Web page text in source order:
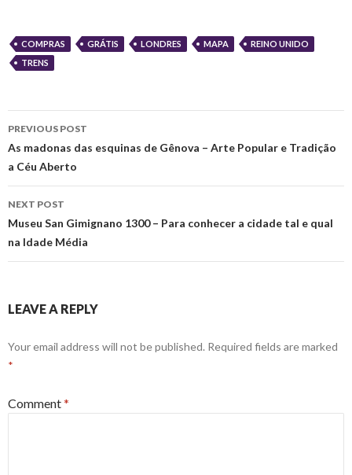
COMPRAS GRÁTIS LONDRES MAPA
REINO UNIDO
TRENS
Post
navigation
PREVIOUS POST
As madonas das esquinas de Gênova – Arte Popular e Tradição
a Céu Aberto
NEXT POST
Museu San Gimignano 1300 – Para conhecer a cidade tal e qual
na Idade Média
LEAVE A REPLY
Your email address will not be published. Required fields are marked
*
Comment*